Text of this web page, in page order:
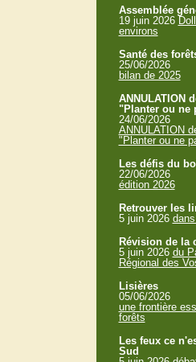
Assemblée
19 juin 2026
environs
Santé des
25/06/2026
bilan de 2025
ANNULATION
"Planter ou ne
24/06/2026
ANNULATION
"Planter ou ne
Les défis du
22/06/2026
édition 2026
Retrouver les
5 juin 2026
Révision de la
5 juin 2026 du
Régional des
Lisières
05/06/2026
une frontière
forêts
Les feux ce
Sud